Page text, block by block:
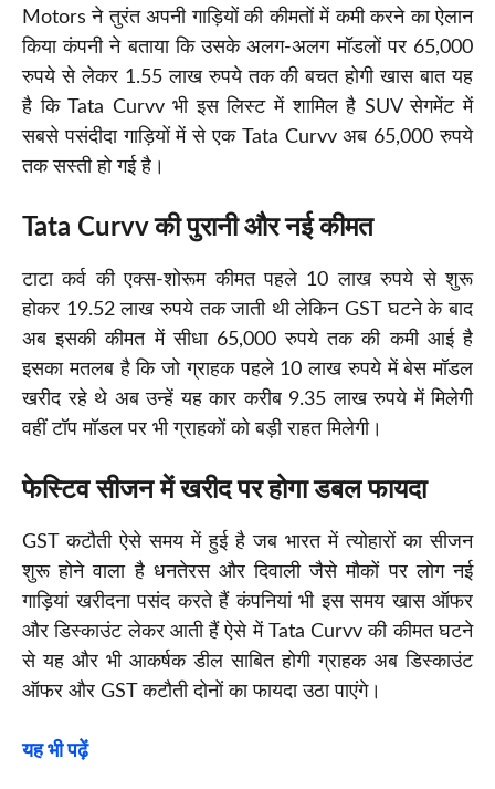
Motors ने तुरंत अपनी गाड़ियों की कीमतों में कमी करने का ऐलान
किया कंपनी ने बताया कि उसके अलग-अलग मॉडलों पर 65,000
रुपये से लेकर 1.55 लाख रुपये तक की बचत होगी खास बात यह
है कि Tata Curvv भी इस लिस्ट में शामिल है SUV सेगमेंट में
सबसे पसंदीदा गाड़ियों में से एक Tata Curvv अब 65,000 रुपये
तक सस्ती हो गई है।
Tata Curvv की पुरानी और नई कीमत
टाटा कर्व की एक्स-शोरूम कीमत पहले 10 लाख रुपये से शुरू
होकर 19.52 लाख रुपये तक जाती थी लेकिन GST घटने के बाद
अब इसकी कीमत में सीधा 65,000 रुपये तक की कमी आई है
इसका मतलब है कि जो ग्राहक पहले 10 लाख रुपये में बेस मॉडल
खरीद रहे थे अब उन्हें यह कार करीब 9.35 लाख रुपये में मिलेगी
वहीं टॉप मॉडल पर भी ग्राहकों को बड़ी राहत मिलेगी।
फेस्टिव सीजन में खरीद पर होगा डबल फायदा
GST कटौती ऐसे समय में हुई है जब भारत में त्योहारों का सीजन
शुरू होने वाला है धनतेरस और दिवाली जैसे मौकों पर लोग नई
गाड़ियां खरीदना पसंद करते हैं कंपनियां भी इस समय खास ऑफर
और डिस्काउंट लेकर आती हैं ऐसे में Tata Curvv की कीमत घटने
से यह और भी आकर्षक डील साबित होगी ग्राहक अब डिस्काउंट
ऑफर और GST कटौती दोनों का फायदा उठा पाएंगे।
यह भी पढ़ें